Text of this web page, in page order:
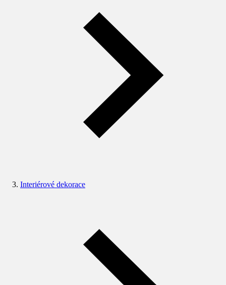
Interiérové dekorace